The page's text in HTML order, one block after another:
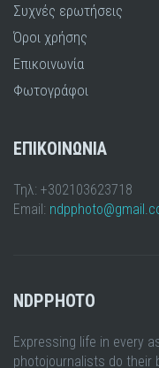
Συχνές ερωτήσεις
Όροι χρήσης
Επικοινωνία
Φωτογράφοι
ΕΠΙΚΟΙΝΩΝΙΑ
Τηλ: +302103623718
Email:
NDPPHOTO
Expressing life in every
photojournalists do their